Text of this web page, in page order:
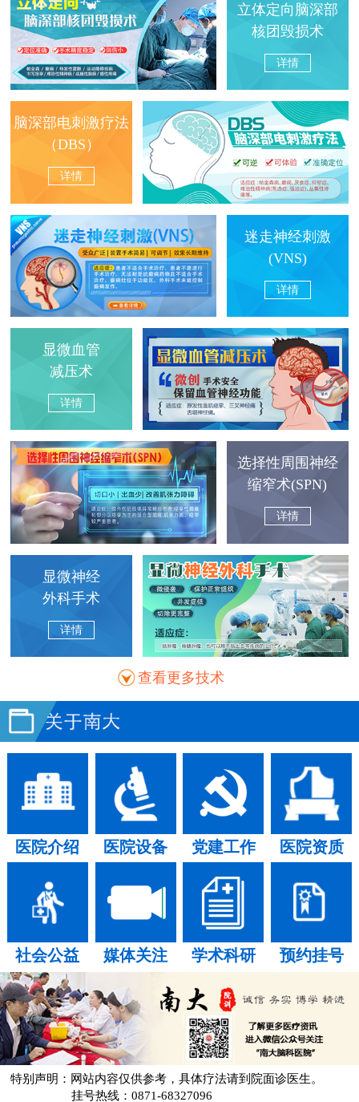
立体定向脑深部
核团毁损术
详情
脑深部电刺激疗法
（DBS）
详情
迷走神经刺激
(VNS)
详情
显微血管
减压术
详情
选择性周围神经
缩窄术(SPN)
详情
显微神经
外科手术
详情
查看更多技术
医院介绍 医院设备 党建工作 医院资质
社会公益 媒体关注 学术科研 预约挂号
特别声明：网站内容仅供参考，具体疗法请到院面诊医生。
挂号热线：0871-68327096